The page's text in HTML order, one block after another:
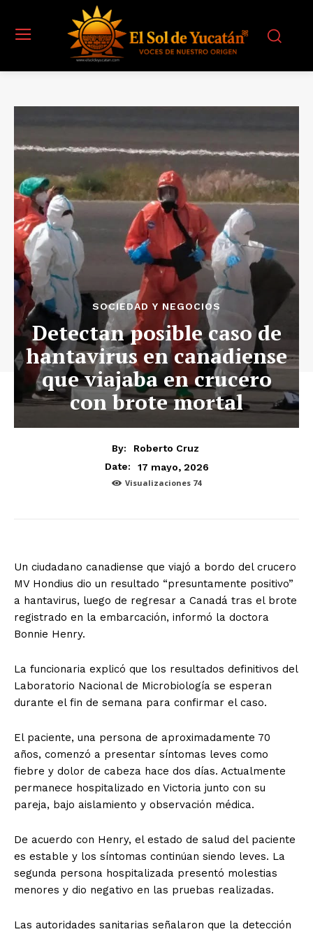
SOCIEDAD Y NEGOCIOS
Detectan posible caso de
hantavirus en canadiense
que viajaba en crucero
con brote mortal
By:
Roberto Cruz
Date:
17 mayo, 2026
Visualizaciones 74
Un ciudadano canadiense que viajó a bordo del crucero
MV Hondius dio un resultado “presuntamente positivo”
a hantavirus, luego de regresar a Canadá tras el brote
registrado en la embarcación, informó la doctora
Bonnie Henry.
La funcionaria explicó que los resultados definitivos del
Laboratorio Nacional de Microbiología se esperan
durante el fin de semana para confirmar el caso.
El paciente, una persona de aproximadamente 70
años, comenzó a presentar síntomas leves como
fiebre y dolor de cabeza hace dos días. Actualmente
permanece hospitalizado en Victoria junto con su
pareja, bajo aislamiento y observación médica.
De acuerdo con Henry, el estado de salud del paciente
es estable y los síntomas continúan siendo leves. La
segunda persona hospitalizada presentó molestias
menores y dio negativo en las pruebas realizadas.
Las autoridades sanitarias señalaron que la detección